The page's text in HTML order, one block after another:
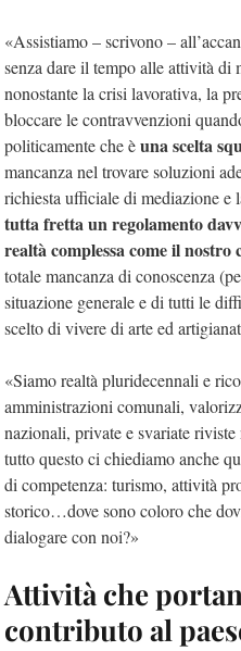
«Assistiamo – scrivono –
senza dare il tempo alle attività
nonostante la crisi lavorativa, la
bloccare le contravvenzioni
politicamente che èuna scelta
mancanza nel trovare soluzioni
richiesta ufficiale di mediazione e
tutta fretta un regolamento
realtà complessa come il nostro
totale mancanza di conoscenza
situazione generale e di tutti le
scelto di vivere di arte ed
«Siamo realtà pluridecennali e
amministrazioni comunali,
nazionali, private e svariate
tutto questo ci chiediamo anche
di competenza: turismo, attività
storico…dove sono coloro che
dialogare con noi?»
Attività che
contributo al